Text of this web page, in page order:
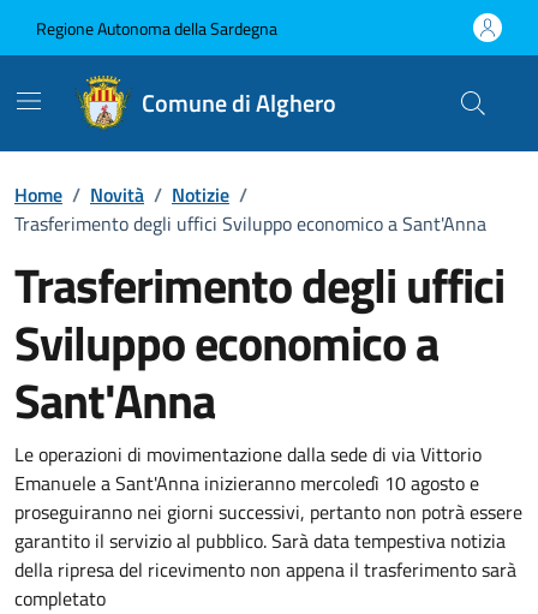
Regione Autonoma della Sardegna
Comune di Alghero
Home / Novità / Notizie /
Trasferimento degli uffici Sviluppo economico a Sant'Anna
Trasferimento degli uffici
Sviluppo economico a
Sant'Anna
Dettagli della notizia
Le operazioni di movimentazione dalla sede di via Vittorio
Emanuele a Sant'Anna inizieranno mercoledì 10 agosto e
proseguiranno nei giorni successivi, pertanto non potrà essere
garantito il servizio al pubblico. Sarà data tempestiva notizia
della ripresa del ricevimento non appena il trasferimento sarà
completato